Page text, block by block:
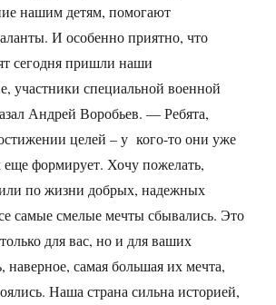
нашим детям, помогают
И особенно приятно, что
сегодня пришли наши
участники специальной военной
Андрей Воробьев. — Ребята,
целей – у кого-то они уже
еще формирует. Хочу пожелать,
по жизни добрых, надежных
самые смелые мечты сбывались. Это
для вас, но и для ваших
наверное, самая большая их мечта,
Наша страна сильна историей,